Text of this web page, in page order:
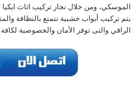
الموسكي، ومن خلال نجار تركيب اثاث
يتم تركيب أبواب خشبية تتمتع بالنظافة
الراقي والتى توفر الأمان والخصوصية